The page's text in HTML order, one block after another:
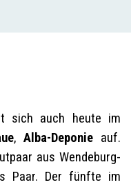
sich auch heute im
,Alba-Deponie auf.
aus Wendeburg-
Paar. Der fünfte im